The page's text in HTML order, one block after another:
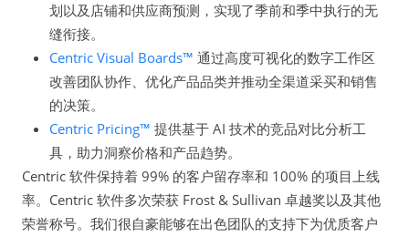
划以及店铺和供应商预测，实现了季前和季中执行的无
缝衔接。
Centric Visual Boards™ 通过高度可视化的数字工作区
改善团队协作、优化产品品类并推动全渠道采买和销售
的决策。
Centric Pricing™ 提供基于 AI 技术的竞品对比分析工
具，助力洞察价格和产品趋势。
Centric 软件保持着 99% 的客户留存率和 100% 的项目上线
率。Centric 软件多次荣获 Frost & Sullivan 卓越奖以及其他
荣誉称号。我们很自豪能够在出色团队的支持下为优质客户